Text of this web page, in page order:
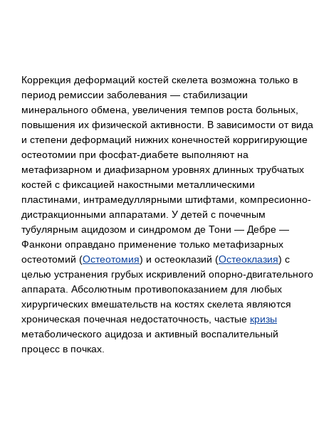
Коррекция деформаций костей скелета возможна только в
период ремиссии заболевания — стабилизации
минерального обмена, увеличения темпов роста больных,
повышения их физической активности. В зависимости от вида
и степени деформаций нижних конечностей корригирующие
остеотомии при фосфат-диабете выполняют на
метафизарном и диафизарном уровнях длинных трубчатых
костей с фиксацией накостными металлическими
пластинами, интрамедуллярными штифтами, компресионно-
дистракционными аппаратами. У детей с почечным
тубулярным ацидозом и синдромом де Тони — Дебре —
Фанкони оправдано применение только метафизарных
остеотомий (Остеотомия) и остеоклазий (Остеоклазия) с
целью устранения грубых искривлений опорно-двигательного
аппарата. Абсолютным противопоказанием для любых
хирургических вмешательств на костях скелета являются
хроническая почечная недостаточность, частые кризы
метаболического ацидоза и активный воспалительный
процесс в почках.